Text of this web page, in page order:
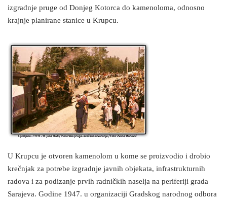
izgradnje pruge od Donjeg Kotorca do kamenoloma, odnosno
krajnje planirane stanice u Krupcu.
U Krupcu je otvoren kamenolom u kome se proizvodio i drobio
krečnjak za potrebe izgradnje javnih objekata, infrastrukturnih
radova i za podizanje prvih radničkih naselja na periferiji grada
Sarajeva. Godine 1947. u organizaciji Gradskog narodnog odbora